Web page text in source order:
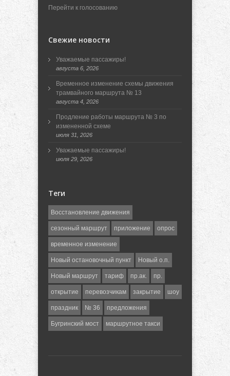
Перейти к голосованию
Свежие новости
Уважаемые пассажиры!
августа 6, 2026
Временное изменение схемы движения
трамвайного маршрута № 13
августа 4, 2026
Продление работы маршрута № 3 по
измененной схеме
июля 31, 2026
Уважаемые пассажиры!
июля 29, 2026
Теги
Восстановление движения
сезонный маршрут приложение опрос
временное изменение
Новый остановочный пункт Новый о.п.
Новый маршрут тариф пр.ак. пр.
открытие перевозчикам закрытие шоу
праздник № 36 предложения
Бугринский мост маршрутное такси